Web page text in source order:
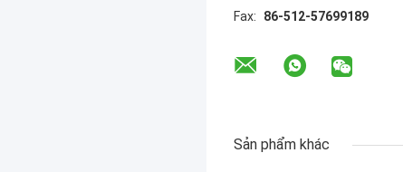
Fax:
86-512-57699189
Sản phẩm khác